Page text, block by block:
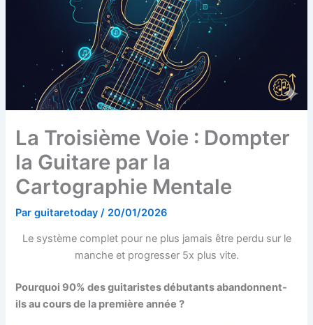
La Troisième Voie : Dompter
la Guitare par la
Cartographie Mentale
Parguitaretoday/ 20/01/2026
Le système complet pour ne plus jamais être perdu sur le
manche et progresser 5x plus vite.
Pourquoi 90% des guitaristes débutants abandonnent-
ils au cours de la première année ?